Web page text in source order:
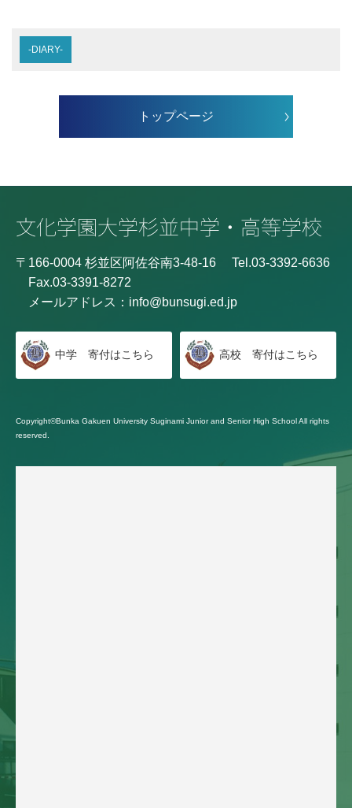
-DIARY-
トップページ
〒166-0004 杉並区阿佐谷南3-48-16
Tel.03-3392-6636
Fax.03-3391-8272
メールアドレス： info@bunsugi.ed.jp
中学 寄付はこちら 高校 寄付はこちら
Copyright©Bunka Gakuen University Suginami Junior and Senior High School All rights
reserved.